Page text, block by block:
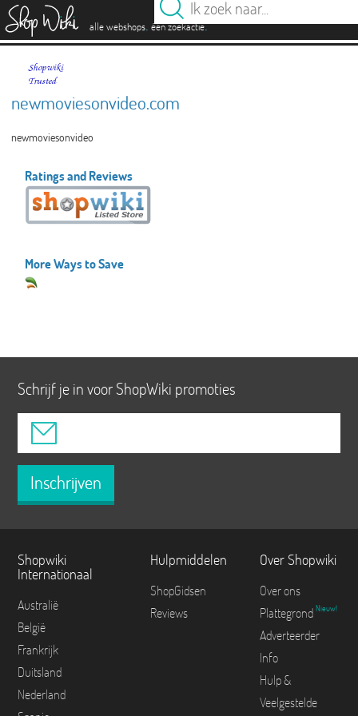
alle webshops. één zoekactie.
newmoviesonvideo.com
newmoviesonvideo
Ratings and Reviews
More Ways to Save
Schrijf je in voor ShopWiki promoties
Inschrijven
Shopwiki
Internationaal
Australië
België
Frankrijk
Duitsland
Nederland
Hulpmiddelen
ShopGidsen
Reviews
Over Shopwiki
Over ons
Plattegrond Nieuw!
Adverteerder
Info
Hulp &
Veelgestelde